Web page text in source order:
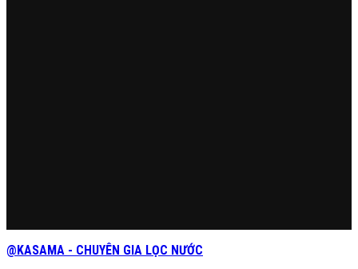
@KASAMA - CHUYÊN GIA LỌC NƯỚC